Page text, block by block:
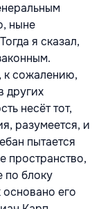
ныне
я сказал,
к сожалению,
других
несёт тот,
разумеется, и
пытается
пространство,
по блоку
основано его